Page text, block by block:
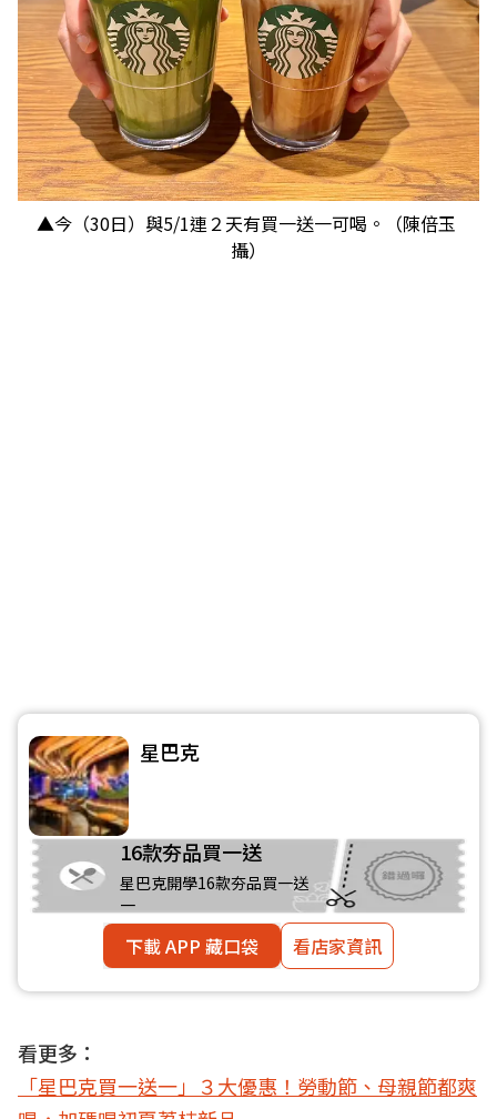
▲今（30日）與5/1連２天有買一送一可喝。（陳倍玉
攝）
星巴克
16款夯品買一送
星巴克開學16款夯品買一送
一
下載 APP 藏口袋 看店家資訊
看更多：
「星巴克買一送一」３大優惠！勞動節、母親節都爽